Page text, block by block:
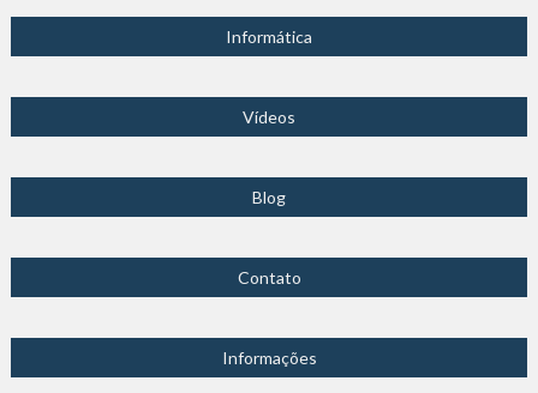
Informática
Vídeos
Blog
Contato
Informações